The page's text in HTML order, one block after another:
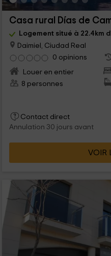
Casa rural Días de
Logement situé à 22.4km
Daimiel, Ciudad Real
0 opinions
Louer en entier
8 personnes
Contact direct
Annulation 30 jours avant
VOIR